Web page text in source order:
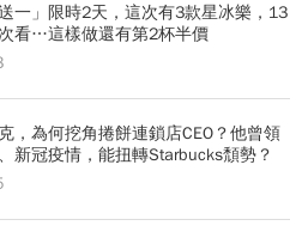
一」限時2天，這次有3款星冰樂，13
看…這樣做還有第2杯半價
，為何挖角捲餅連鎖店CEO？他曾領
新冠疫情，能扭轉Starbucks頹勢？